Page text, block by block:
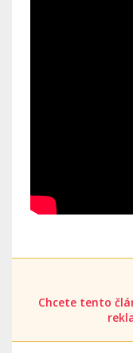
Chcete tento